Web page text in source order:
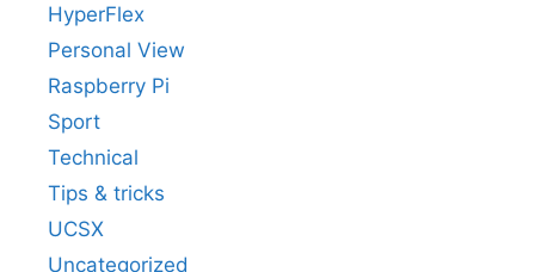
HyperFlex
Personal View
Raspberry Pi
Sport
Technical
Tips & tricks
UCSX
Uncategorized